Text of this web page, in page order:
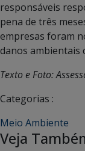
responsáveis
pena de três
empresas foram
danos ambientais
Texto e Foto:
Categorias :
Meio Ambiente
Veja